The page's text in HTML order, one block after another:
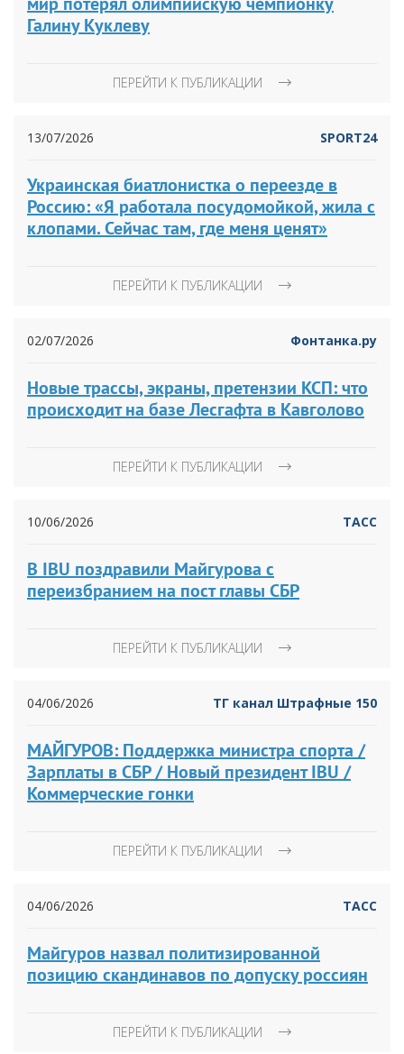
Галину Куклеву
ПЕРЕЙТИ К ПУБЛИКАЦИИ
13/07/2026 SPORT24
Украинская биатлонистка о переезде в
Россию: «Я работала посудомойкой, жила с
клопами. Сейчас там, где меня ценят»
ПЕРЕЙТИ К ПУБЛИКАЦИИ
02/07/2026 Фонтанка.ру
Новые трассы, экраны, претензии КСП: что
происходит на базе Лесгафта в Кавголово
ПЕРЕЙТИ К ПУБЛИКАЦИИ
10/06/2026 ТАСС
В IBU поздравили Майгурова с
переизбранием на пост главы СБР
ПЕРЕЙТИ К ПУБЛИКАЦИИ
04/06/2026 ТГ канал Штрафные 150
МАЙГУРОВ: Поддержка министра спорта /
Зарплаты в СБР / Новый президент IBU /
Коммерческие гонки
ПЕРЕЙТИ К ПУБЛИКАЦИИ
04/06/2026 ТАСС
Майгуров назвал политизированной
позицию скандинавов по допуску россиян
ПЕРЕЙТИ К ПУБЛИКАЦИИ